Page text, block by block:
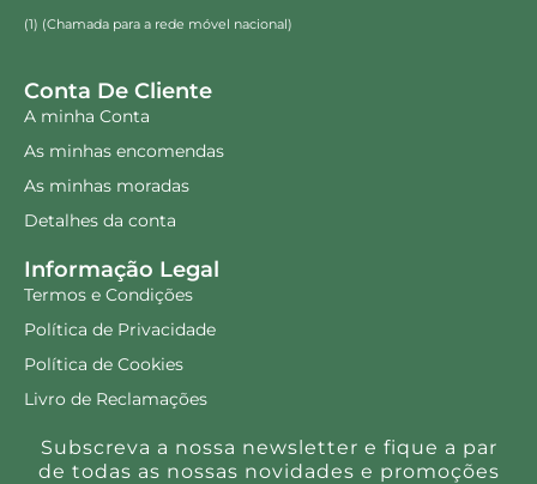
(1) (Chamada para a rede móvel nacional)
Conta De Cliente
A minha Conta
As minhas encomendas
As minhas moradas
Detalhes da conta
Informação Legal
Termos e Condições
Política de Privacidade
Política de Cookies
Livro de Reclamações
Subscreva a nossa newsletter e fique a par
de todas as nossas novidades e promoções